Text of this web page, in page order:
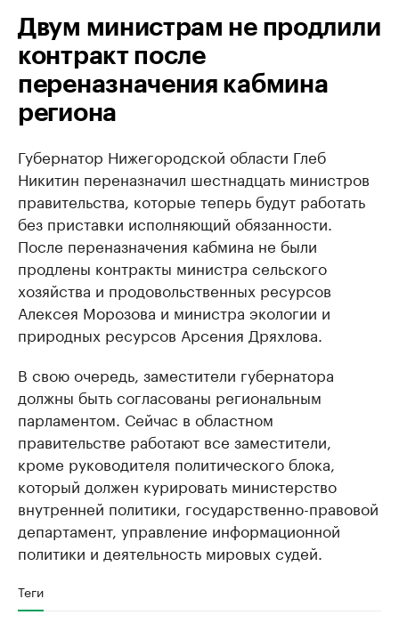
Двум министрам не продлили
контракт после
переназначения кабмина
региона
Губернатор Нижегородской области Глеб
Никитин переназначил шестнадцать министров
правительства, которые теперь будут работать
без приставки исполняющий обязанности.
После переназначения кабмина не были
продлены контракты министра сельского
хозяйства и продовольственных ресурсов
Алексея Морозова и министра экологии и
природных ресурсов Арсения Дряхлова.
В свою очередь, заместители губернатора
должны быть согласованы региональным
парламентом. Сейчас в областном
правительстве работают все заместители,
кроме руководителя политического блока,
который должен курировать министерство
внутренней политики, государственно-правовой
департамент, управление информационной
политики и деятельность мировых судей.
Теги